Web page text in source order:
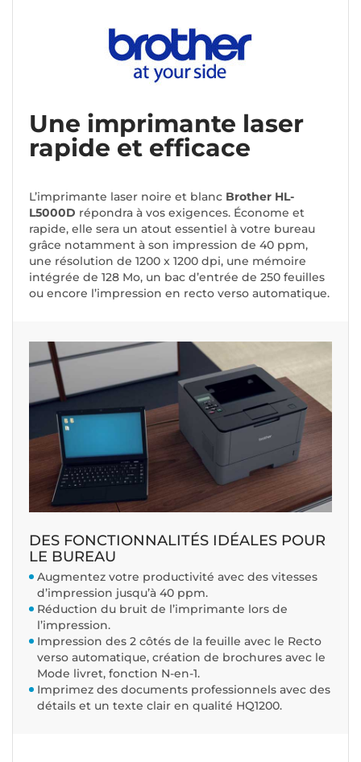
Une imprimante laser
rapide et efficace
L’imprimante laser noire et blanc Brother HL-
L5000D répondra à vos exigences. Économe et
rapide, elle sera un atout essentiel à votre bureau
grâce notamment à son impression de 40 ppm,
une résolution de 1200 x 1200 dpi, une mémoire
intégrée de 128 Mo, un bac d’entrée de 250 feuilles
ou encore l’impression en recto verso automatique.
DES FONCTIONNALITÉS IDÉALES POUR
LE BUREAU
Augmentez votre productivité avec des vitesses
d’impression jusqu’à 40 ppm.
Réduction du bruit de l’imprimante lors de
l’impression.
Impression des 2 côtés de la feuille avec le Recto
verso automatique, création de brochures avec le
Mode livret, fonction N-en-1.
Imprimez des documents professionnels avec des
détails et un texte clair en qualité HQ1200.